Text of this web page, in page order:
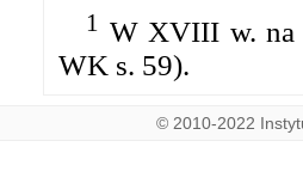
1 W XVIII w. na
WK s. 59).
© 2010-2022